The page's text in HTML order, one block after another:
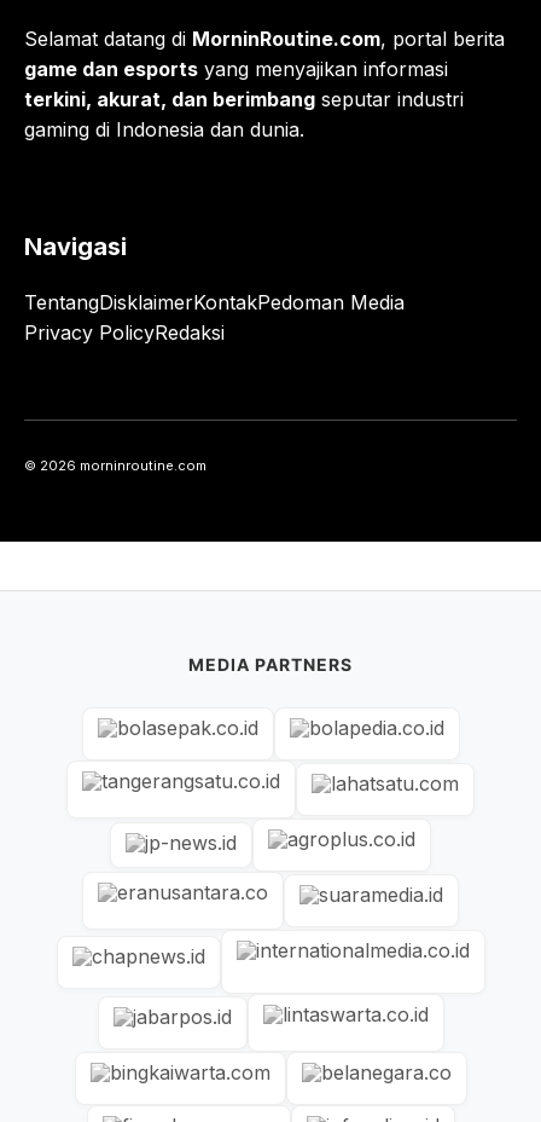
Selamat datang di MorninRoutine.com, portal berita
game dan esports yang menyajikan informasi
terkini, akurat, dan berimbang seputar industri
gaming di Indonesia dan dunia.
Navigasi
TentangDisklaimerKontakPedoman Media
Privacy PolicyRedaksi
© 2026 morninroutine.com
MEDIA PARTNERS